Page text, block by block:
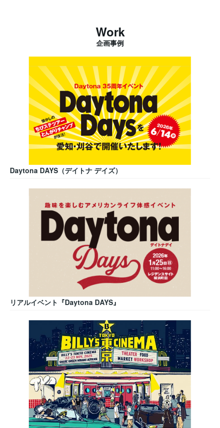
Work
企画事例
Daytona DAYS（デイトナ デイズ）
リアルイベント『Daytona DAYS』